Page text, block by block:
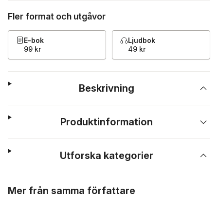
Fler format och utgåvor
E-bok
99 kr
Ljudbok
49 kr
Beskrivning
Produktinformation
Utforska kategorier
Mer från samma författare